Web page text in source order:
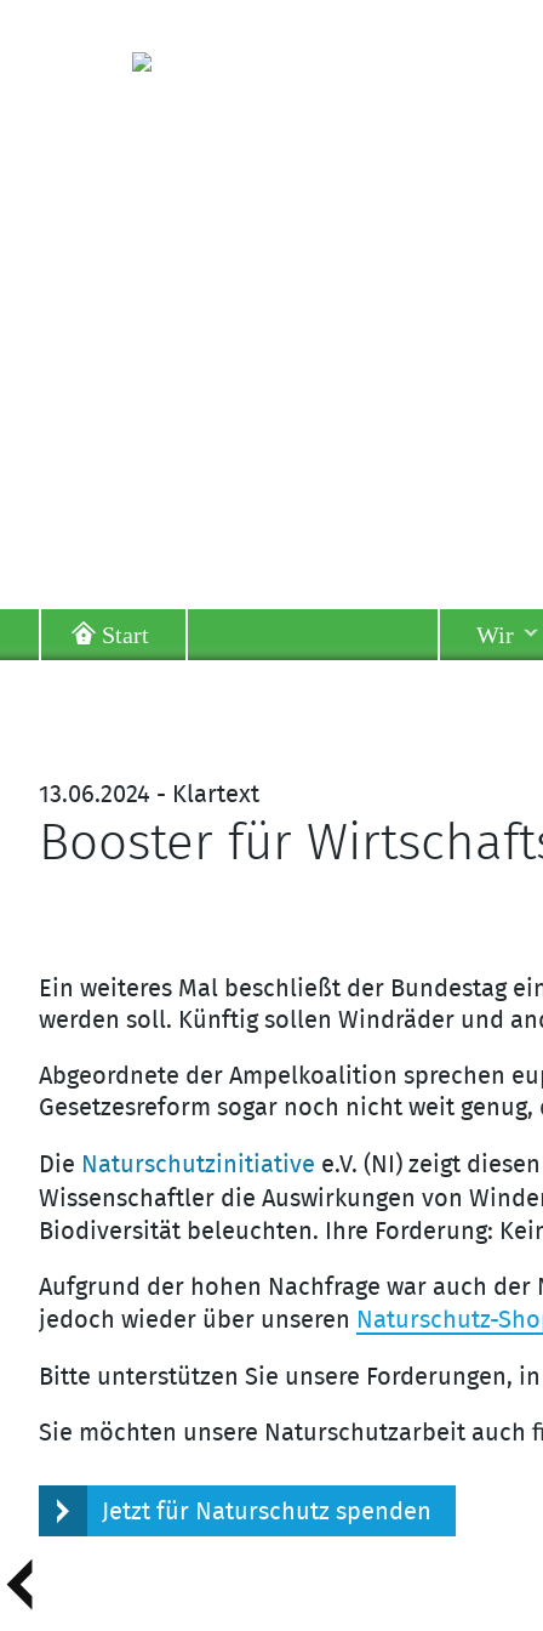
13.06.2024 - Klartext
Booster für
Ein weiteres Mal beschließt der Bundestag
werden soll. Künftig sollen Windräder und
Abgeordnete der Ampelkoalition sprechen
Gesetzesreform sogar noch nicht weit
Die Naturschutzinitiative e.V. (NI) zeigt
Wissenschaftler die Auswirkungen von
Biodiversität beleuchten. Ihre Forderung:
Aufgrund der hohen Nachfrage war auch der
jedoch wieder über unseren Naturschutz-
Bitte unterstützen Sie unsere Forderungen,
Sie möchten unsere Naturschutzarbeit auch
Jetzt für Naturschutz spenden
Start Wir